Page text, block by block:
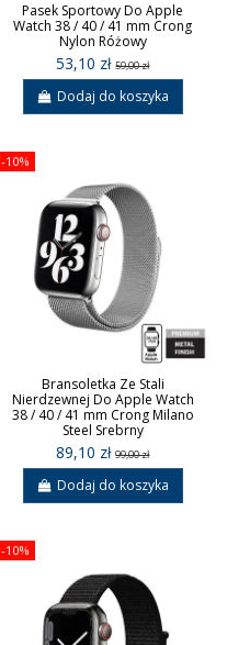
Pasek Sportowy Do Apple
Watch 38 / 40 / 41 mm Crong
Nylon Różowy
53,10 zł59,00 zł
Dodaj do koszyka
-10%
Bransoletka Ze Stali
Nierdzewnej Do Apple Watch
38 / 40 / 41 mm Crong Milano
Steel Srebrny
89,10 zł99,00 zł
Dodaj do koszyka
-10%